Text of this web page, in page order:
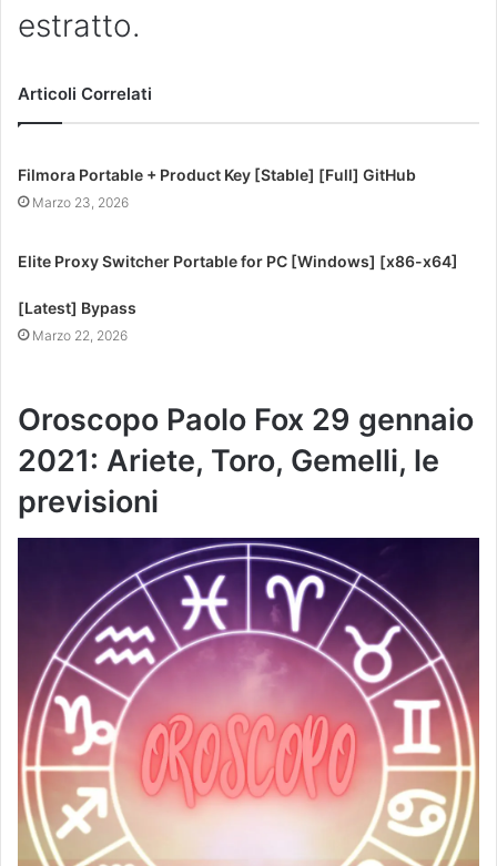
estratto.
Articoli Correlati
Filmora Portable + Product Key [Stable] [Full] GitHub
Marzo 23, 2026
Elite Proxy Switcher Portable for PC [Windows] [x86-x64]
[Latest] Bypass
Marzo 22, 2026
Oroscopo Paolo Fox 29 gennaio
2021: Ariete, Toro, Gemelli, le
previsioni